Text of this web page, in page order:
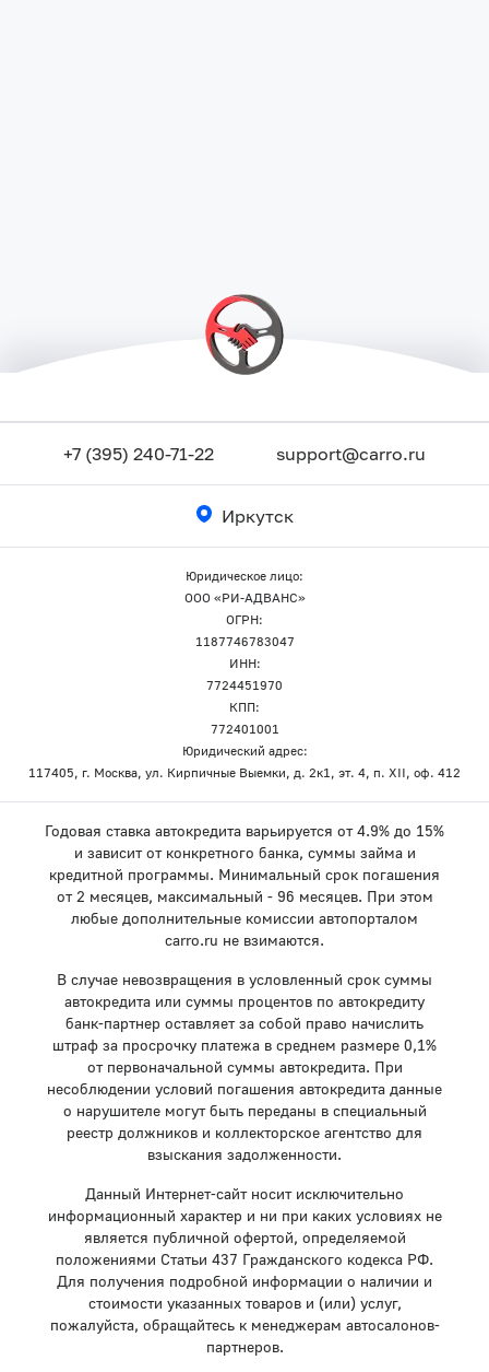
+7 (395) 240-71-22 support@carro.ru
Иркутск
Юридическое лицо:
ООО «РИ-АДВАНС»
ОГРН:
1187746783047
ИНН:
7724451970
КПП:
772401001
Юридический адрес:
117405, г. Москва, ул. Кирпичные Выемки, д. 2к1, эт. 4, п. XII, оф. 412
Годовая ставка автокредита варьируется от 4.9% до 15%
и зависит от конкретного банка, суммы займа и
кредитной программы. Минимальный срок погашения
от 2 месяцев, максимальный - 96 месяцев. При этом
любые дополнительные комиссии автопорталом
carro.ru не взимаются.
В случае невозвращения в условленный срок суммы
автокредита или суммы процентов по автокредиту
банк-партнер оставляет за собой право начислить
штраф за просрочку платежа в среднем размере 0,1%
от первоначальной суммы автокредита. При
несоблюдении условий погашения автокредита данные
о нарушителе могут быть переданы в специальный
реестр должников и коллекторское агентство для
взыскания задолженности.
Данный Интернет-сайт носит исключительно
информационный характер и ни при каких условиях не
является публичной офертой, определяемой
положениями Статьи 437 Гражданского кодекса РФ.
Для получения подробной информации о наличии и
стоимости указанных товаров и (или) услуг,
пожалуйста, обращайтесь к менеджерам автосалонов-
партнеров.